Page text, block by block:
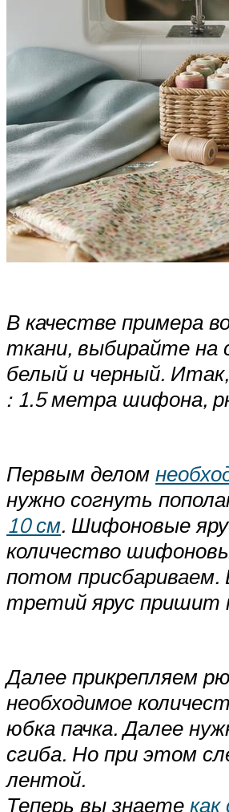
В качестве примера
ткани, выбирайте на
белый и черный.
: 1.5 метра шифона,
Первым делом
нужно согнуть
10 см. Шифоновые
количество
потом присбариваем.
третий ярус пришит
Далее прикрепляем
необходимое
юбка пачка. Далее
сгиба. Но при этом
лентой.
Теперь вы знаете